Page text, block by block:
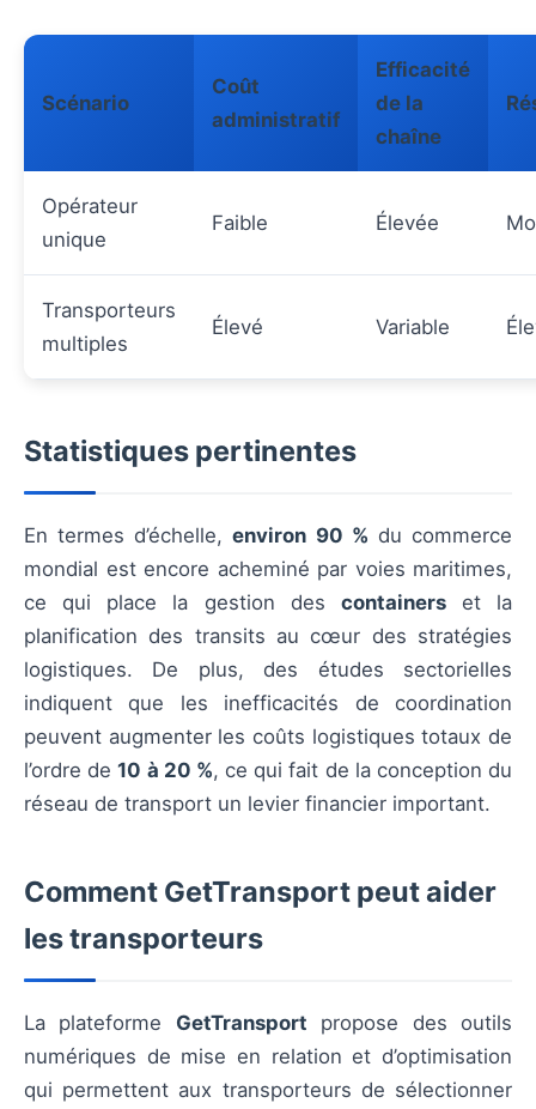
Scénario
Coût
administratif
Efficacité
de la
chaîne
Opérateur
unique
Faible Élevée
Transporteurs
multiples
Élevé Variable
Statistiques pertinentes
En termes d’échelle,environ 90 % du commerce
mondial est encore acheminé par voies maritimes,
ce qui place la gestion des containerset la
planification des transits au cœur des stratégies
logistiques. De plus, des études sectorielles
indiquent que les inefficacités de coordination
peuvent augmenter les coûts logistiques totaux de
l’ordre de10 à 20 %, ce qui fait de la conception du
réseau de transport un levier financier important.
Comment GetTransport peut aider
les transporteurs
La plateforme GetTransport propose des outils
numériques de mise en relation et d’optimisation
qui permettent aux transporteurs de sélectionner